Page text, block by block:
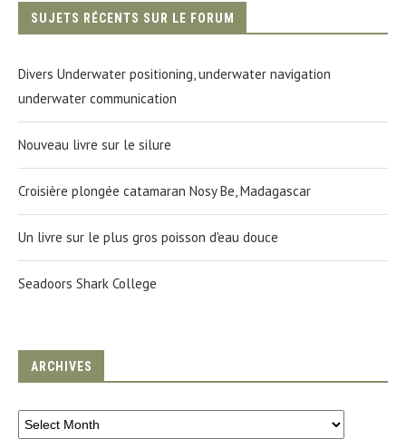
SUJETS RÉCENTS SUR LE FORUM
Divers Underwater positioning, underwater navigation
underwater communication
Nouveau livre sur le silure
Croisière plongée catamaran Nosy Be, Madagascar
Un livre sur le plus gros poisson d'eau douce
Seadoors Shark College
ARCHIVES